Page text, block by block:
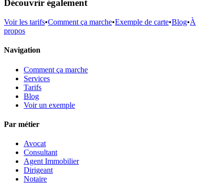
Découvrir également
Voir les tarifs•Comment ça marche•Exemple de carte•Blog•À
propos
Navigation
Comment ça marche
Services
Tarifs
Blog
Voir un exemple
Par métier
Avocat
Consultant
Agent Immobilier
Dirigeant
Notaire